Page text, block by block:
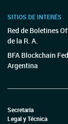
SITIOS DE INTERÉS
Red de Boletines
de la R. A.
BFA Blockchain
Argentina
Secretaría
Legal y Técnica